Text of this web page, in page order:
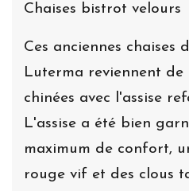
Chaises bistrot velours
Ces anciennes chaises
Luterma reviennent de
chinées avec l'assise
L'assise a été bien
maximum de confort,
rouge vif et des clous